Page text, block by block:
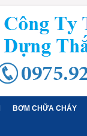
BƠM CHỮA CHÁY